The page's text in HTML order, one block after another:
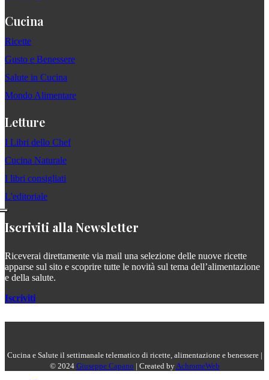
Cucina
Ricette
Gusto e Benessere
Salute in Cucina
Mondo Alimentare
Letture
I Libri dello Chef
Cucina Naturale
I libri consigliati
L'editoriale
Iscriviti alla Newsletter
Riceverai direttamente via mail una selezione delle nuove ricette
apparse sul sito e scoprire tutte le novità sul tema dell’alimentazione
e della salute.
Iscriviti
Cucina e Salute il settimanale telematico di ricette, alimentazione e benessere |
© 2024 Giuseppe Capano | Created byAchromeWeb